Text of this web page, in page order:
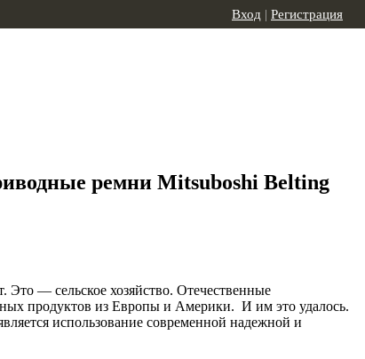
Вход | Регистрация
ремни Mitsuboshi Belting
— сельское хозяйство. Отечественные
продуктов из Европы и Америки. И им это удалось.
использование современной надежной и